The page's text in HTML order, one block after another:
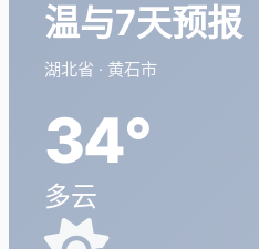
温与7天预报
湖北省 · 黄石市
34°
多云